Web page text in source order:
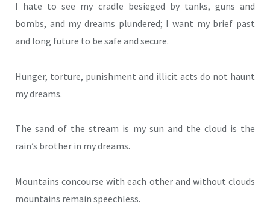
I hate to see my cradle besieged by tanks, guns and
bombs, and my dreams plundered; I want my brief past
and long future to be safe and secure.
Hunger, torture, punishment and illicit acts do not haunt
my dreams.
The sand of the stream is my sun and the cloud is the
rain’s brother in my dreams.
Mountains concourse with each other and without clouds
mountains remain speechless.